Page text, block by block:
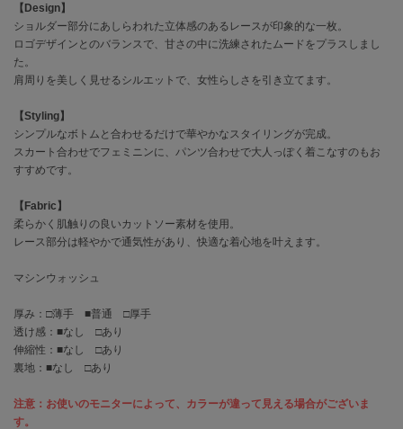
CODE A
コードエー
COLE HAAN
CONVERSE
コンバース
DANSKIN
ダンスキン
エイミー イストワール
emmi
エミ
emmi atelier
エミ アトリエ
【Design】
ショルダー部分にあしらわれた立体感のあるレースが印象的な一枚。
ロゴデザインとのバランスで、甘さの中に洗練されたムードをプラスしまし
た。
肩周りを美しく見せるシルエットで、女性らしさを引き立てます。
【Styling】
シンプルなボトムと合わせるだけで華やかなスタイリングが完成。
スカート合わせでフェミニンに、パンツ合わせで大人っぽく着こなすのもお
すすめです。
【Fabric】
柔らかく肌触りの良いカットソー素材を使用。
レース部分は軽やかで通気性があり、快適な着心地を叶えます。
マシンウォッシュ
厚み：□薄手 ■普通 □厚手
透け感：■なし □あり
伸縮性：■なし □あり
裏地：■なし □あり
注意：お使いのモニターによって、カラーが違って見える場合がございま
す。